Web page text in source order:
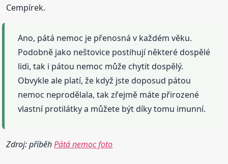
Cempírek.
Ano, pátá nemoc je přenosná v každém věku.
Podobně jako neštovice postihují některé dospělé
lidi, tak i pátou nemoc může chytit dospělý.
Obvykle ale platí, že když jste doposud pátou
nemoc neprodělala, tak zřejmě máte přirozené
vlastní protilátky a můžete být díky tomu imunní.
Zdroj: příběhPátá nemoc foto